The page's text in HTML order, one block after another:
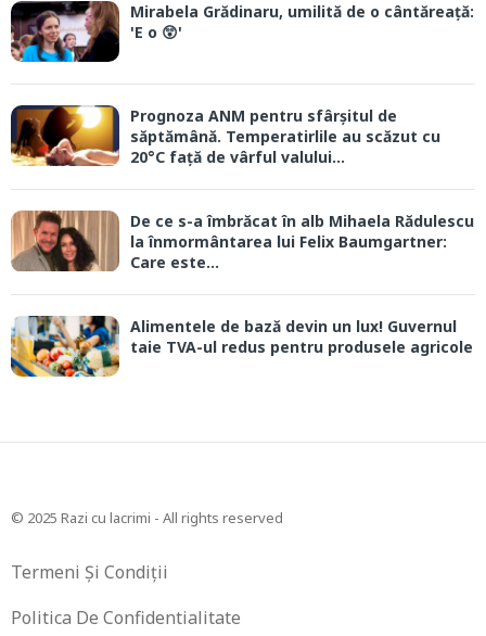
Mirabela Grădinaru, umilită de o cântăreață:
'E o 😲'
Prognoza ANM pentru sfârșitul de
săptămână. Temperatirlile au scăzut cu
20°C față de vârful valului...
De ce s-a îmbrăcat în alb Mihaela Rădulescu
la înmormântarea lui Felix Baumgartner:
Care este...
Alimentele de bază devin un lux! Guvernul
taie TVA-ul redus pentru produsele agricole
© 2025 Razi cu lacrimi - All rights reserved
Termeni Și Condiții
Politica De Confidentialitate